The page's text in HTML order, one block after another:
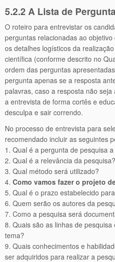
5.2.2 A Lista de
O roteiro para entrevistar os
perguntas relacionadas ao
os detalhes logísticos da
científica (conforme descrito no
ordem das perguntas
pergunta apenas se a resposta
palavras, caso a resposta não
a entrevista de forma cortês e
desculpa e sair correndo.
No processo de entrevista para
recomendado incluir as seguintes
1. Qual é a pergunta de pesquisa
2. Qual é a relevância da pesquisa?
3. Qual método será utilizado?
4. Como vamos fazer o projeto
5. Qual é o prazo estabelecido
6. Quem serão os autores da
7. Como a pesquisa será
8. Quais são as linhas de
tema?
9. Quais conhecimentos e
ser adquiridos para realizar a